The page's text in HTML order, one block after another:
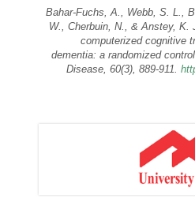
Bahar-Fuchs, A., Webb, S. L.,
W., Cherbuin, N., & Anstey, K.
computerized cognitive
dementia: a randomized
Disease, 60(3), 889-911.